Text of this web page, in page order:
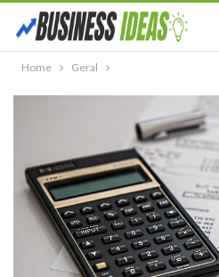
Home Geral